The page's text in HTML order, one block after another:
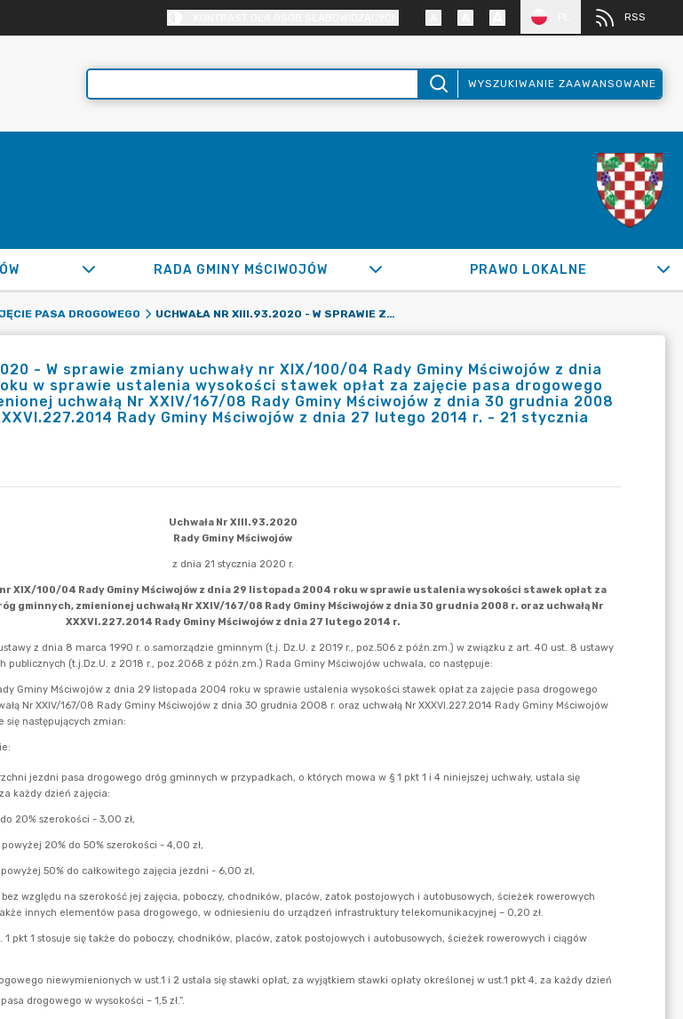
RSS
WYSZUKIWANIE ZAAWANSOWANE
RADA GMINY MŚCIWOJÓW PRAWO LOKALNE
PASA DROGOWEGO UCHWAŁA NR XIII.93.2020 - W SPRAWIE ZMIANY UCHWAŁY NR XIX/100/04 RADY GMINY MŚCIWOJÓW Z DNIA 29 LISTOPADA 2004 ROKU W SPRAWIE USTALENIA WYSOKOŚCI STAWEK OPŁAT ZA ZAJĘCIE PASA DROGOWEGO DRÓG GMINNYCH, ZMIENIONEJ UCHWAŁĄ NR XXIV/167/08 RADY GMINY MŚCIWOJÓW Z DNIA 30 GRUDNIA 2008 R. ORAZ UCHWAŁĄ NR XXXVI.227.2014 RADY GMINY MŚCIWOJÓW Z DNIA 27 LUTEGO 2014 R. - 21 STYCZNIA 2020
- W sprawie zmiany uchwały nr XIX/100/04 Rady Gminy Mściwojów z dnia
w sprawie ustalenia wysokości stawek opłat za zajęcie pasa drogowego
uchwałą Nr XXIV/167/08 Rady Gminy Mściwojów z dnia 30 grudnia 2008
Rady Gminy Mściwojów z dnia 27 lutego 2014 r. - 21 stycznia